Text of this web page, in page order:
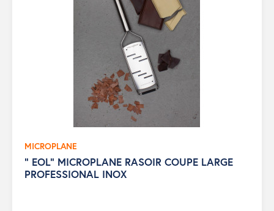
MICROPLANE
" EOL" MICROPLANE RASOIR COUPE LARGE
PROFESSIONAL INOX